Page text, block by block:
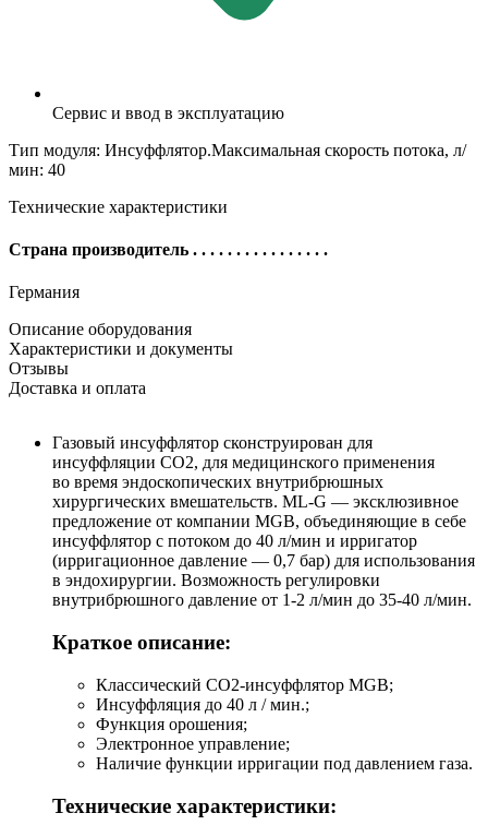
Сервис и ввод в эксплуатацию
Тип модуля: Инсуффлятор.Максимальная скорость потока, л/
мин: 40
Технические характеристики
Страна производитель . . . . . . . . . . . . . . . .
Германия
Описание оборудования
Характеристики и документы
Отзывы
Доставка и оплата
Газовый инсуффлятор сконструирован для
инсуффляции CO2, для медицинского применения
во время эндоскопических внутрибрюшных
хирургических вмешательств. ML-G — эксклюзивное
предложение от компании MGB, объединяющие в себе
инсуффлятор с потоком до 40 л/мин и ирригатор
(ирригационное давление — 0,7 бар) для использования
в эндохирургии. Возможность регулировки
внутрибрюшного давление от 1-2 л/мин до 35-40 л/мин.
Краткое описание:
Классический CO2-инсуффлятор MGB;
Инсуффляция до 40 л / мин.;
Функция орошения;
Электронное управление;
Наличие функции ирригации под давлением газа.
Технические характеристики: